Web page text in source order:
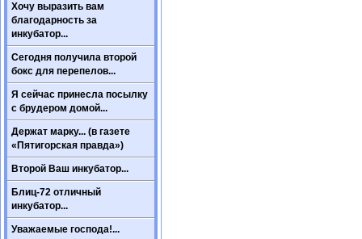
Хочу выразить вам
благодарность за
инкубатор...
Сегодня получила второй
бокс для перепелов...
Я сейчас принесла посылку
с брудером домой...
Держат марку... (в газете
«Пятигорская правда»)
Второй Ваш инкубатор...
Блиц-72 отличный
инкубатор...
Уважаемые господа!...